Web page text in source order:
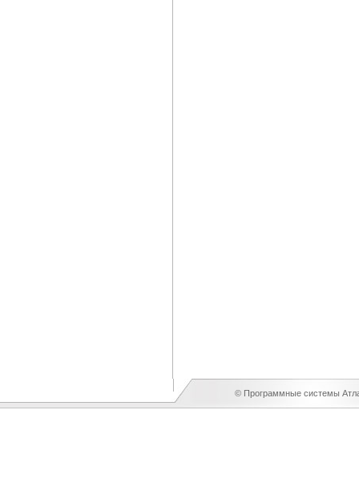
© Программные системы